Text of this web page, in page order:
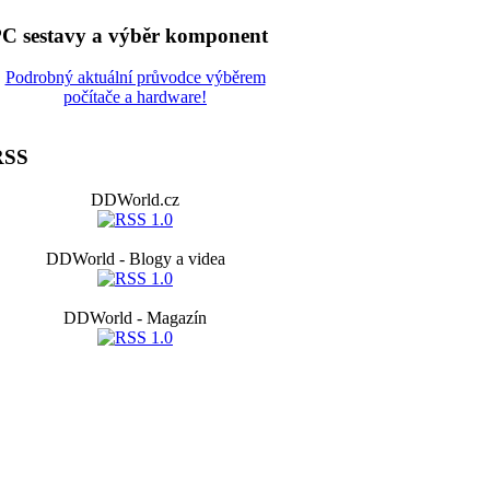
sestavy a výběr komponent
Podrobný aktuální průvodce výběrem
počítače a hardware!
DDWorld.cz
DDWorld - Blogy a videa
DDWorld - Magazín